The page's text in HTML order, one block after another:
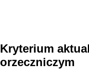
Kryterium
orzeczniczym